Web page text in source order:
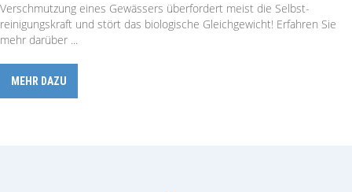
Verschmutzung eines Gewässers über­fordert meist die Selbst­
reinigungs­kraft und stört das biologische Gleichgewicht! Erfahren Sie
mehr darüber ...
MEHR DAZU